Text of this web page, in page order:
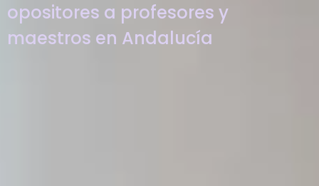
opositores a profesores y
maestros en Andalucía